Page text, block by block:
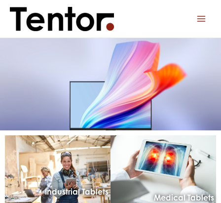
Industrial Tablets
Medical Tablets